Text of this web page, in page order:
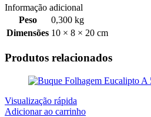
Informação adicional
Peso
0,300 kg
Dimensões 10 × 8 × 20 cm
Produtos relacionados
Visualização rápida
Adicionar ao carrinho